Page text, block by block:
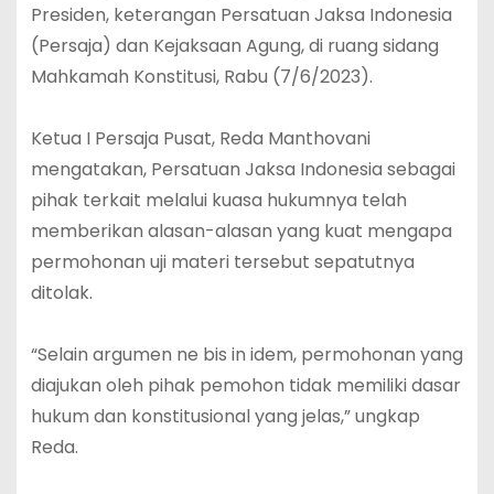
Presiden, keterangan Persatuan Jaksa Indonesia
(Persaja) dan Kejaksaan Agung, di ruang sidang
Mahkamah Konstitusi, Rabu (7/6/2023).
Ketua I Persaja Pusat, Reda Manthovani
mengatakan, Persatuan Jaksa Indonesia sebagai
pihak terkait melalui kuasa hukumnya telah
memberikan alasan-alasan yang kuat mengapa
permohonan uji materi tersebut sepatutnya
ditolak.
“Selain argumen ne bis in idem, permohonan yang
diajukan oleh pihak pemohon tidak memiliki dasar
hukum dan konstitusional yang jelas,” ungkap
Reda.